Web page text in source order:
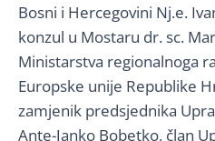
Bosni i Hercegovini Nj.e.
konzul u Mostaru dr. sc.
Ministarstva regionalnoga
Europske unije Republike
zamjenik predsjednika
Ante-Janko Bobetko, član